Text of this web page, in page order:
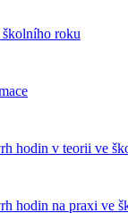
školního roku
hodin v teorii ve
hodin na praxi ve